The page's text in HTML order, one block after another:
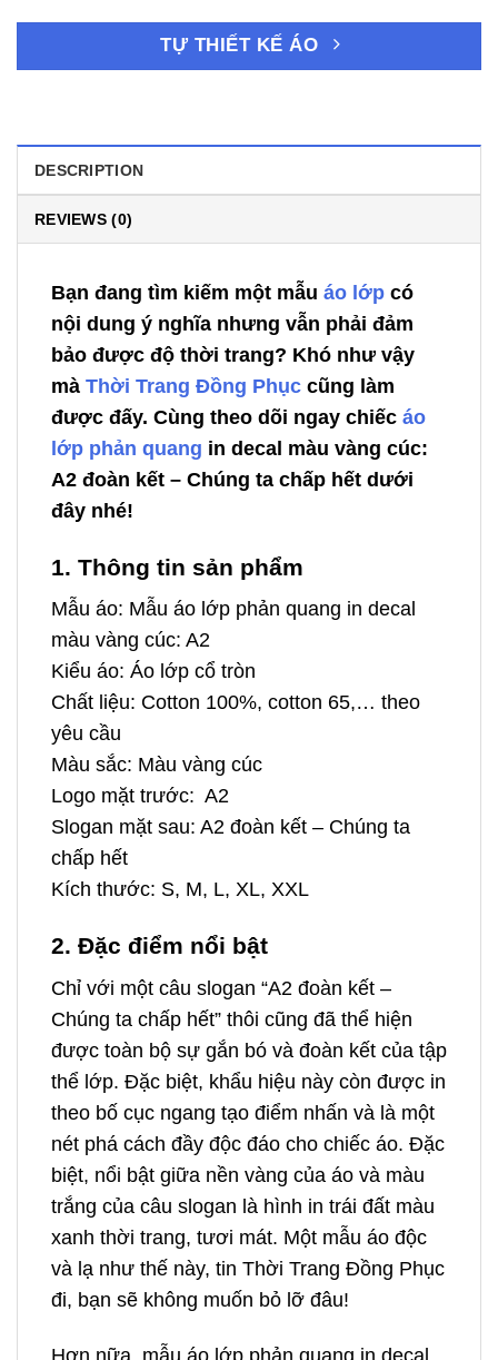
TỰ THIẾT KẾ ÁO
DESCRIPTION
REVIEWS (0)
Bạn đang tìm kiếm một mẫu áo lớp có
nội dung ý nghĩa nhưng vẫn phải đảm
bảo được độ thời trang? Khó như vậy
mà Thời Trang Đồng Phục cũng làm
được đấy. Cùng theo dõi ngay chiếc áo
lớp phản quang in decal màu vàng cúc:
A2 đoàn kết – Chúng ta chấp hết dưới
đây nhé!
1. Thông tin sản phẩm
Mẫu áo: Mẫu áo lớp phản quang in decal
màu vàng cúc: A2
Kiểu áo: Áo lớp cổ tròn
Chất liệu: Cotton 100%, cotton 65,… theo
yêu cầu
Màu sắc: Màu vàng cúc
Logo mặt trước: A2
Slogan mặt sau: A2 đoàn kết – Chúng ta
chấp hết
Kích thước: S, M, L, XL, XXL
2. Đặc điểm nổi bật
Chỉ với một câu slogan “A2 đoàn kết –
Chúng ta chấp hết” thôi cũng đã thể hiện
được toàn bộ sự gắn bó và đoàn kết của tập
thể lớp. Đặc biệt, khẩu hiệu này còn được in
theo bố cục ngang tạo điểm nhấn và là một
nét phá cách đầy độc đáo cho chiếc áo. Đặc
biệt, nổi bật giữa nền vàng của áo và màu
trắng của câu slogan là hình in trái đất màu
xanh thời trang, tươi mát. Một mẫu áo độc
và lạ như thế này, tin Thời Trang Đồng Phục
đi, bạn sẽ không muốn bỏ lỡ đâu!